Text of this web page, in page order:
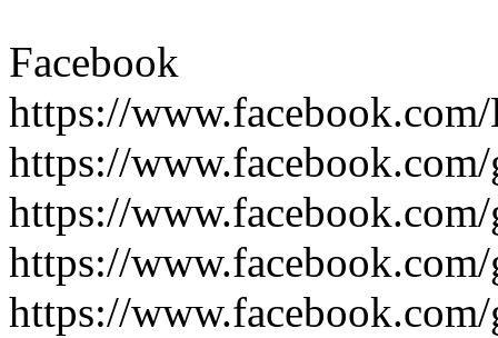
Facebook
https://
https://
https://
https://
https://